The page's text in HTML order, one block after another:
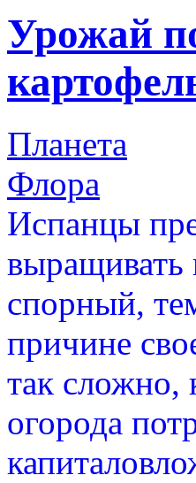
Урожай
Планета
Флора
Испанцы
выращивать
спорный,
причине
так сложно,
огорода